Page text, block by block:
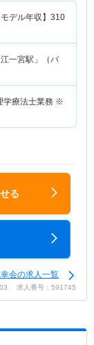
デル年収】 310
一宮駅」（バ
学療法士業務 ※
る
会の求人一覧
求人番号：591745